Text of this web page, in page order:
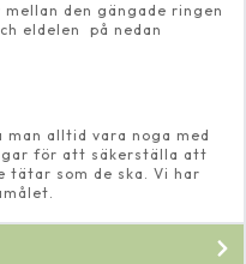
den gängade ringen
eldelen på nedan
man alltid vara noga med
för att säkerställa att
tätar som de ska. Vi har